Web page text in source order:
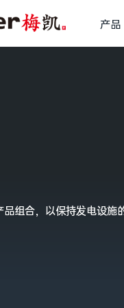
产品
组合，以保持发电设施